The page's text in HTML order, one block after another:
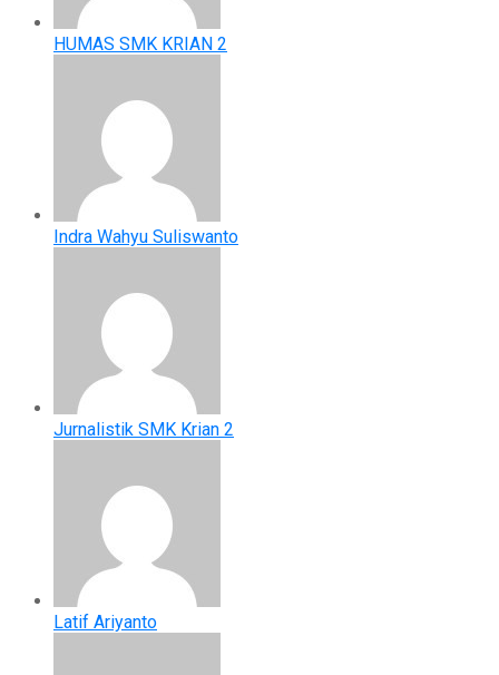
HUMAS SMK KRIAN 2
Indra Wahyu Suliswanto
Jurnalistik SMK Krian 2
Latif Ariyanto